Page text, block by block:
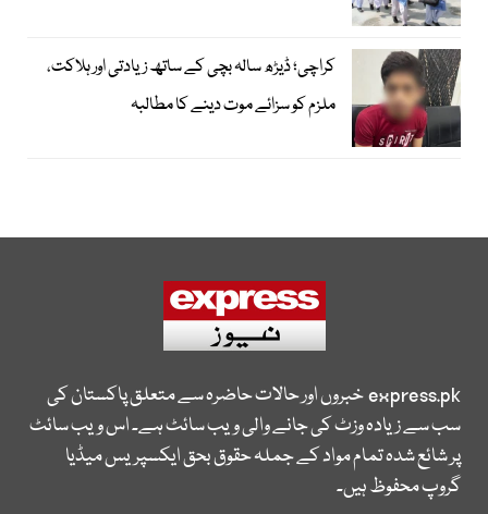
کراچی؛ ڈیڑھ سالہ بچی کے ساتھ زیادتی اور ہلاکت،
ملزم کو سزائے موت دینے کا مطالبہ
express.pkخبروں اور حالات حاضرہ سے متعلق پاکستان کی
سب سے زیادہ وزٹ کی جانے والی ویب سائٹ ہے۔ اس ویب سائٹ
پر شائع شدہ تمام مواد کے جملہ حقوق بحق ایکسپریس میڈیا
گروپ محفوظ ہیں۔